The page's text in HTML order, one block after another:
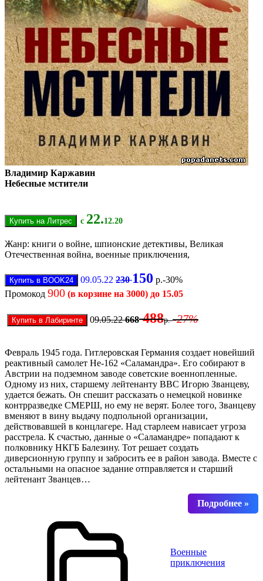
Владимир Каржавин
Небесные мстители
с 22.12.20
Жанр: книги о войне, шпионские детективы, Великая
Отечественная война, военные приключения,
09.05.22 230 150 р.-30%
Промокод 900 (в корзине на 3000) до 15.05
09.05.22 668 488р.-27%
Февраль 1945 года. Гитлеровская Германия создает новейший
реактивный самолет Не-162 «Саламандра». Его собирают в
Австрии на подземном заводе советские военнопленные.
Одному из них, старшему лейтенанту ВВС Игорю Званцеву,
удается бежать. Он спешит рассказать о немецкой новинке
контрразведке СМЕРШ, но ему не верят. Более того, Званцеву
вменяют в вину выдачу подпольной организации,
действовавшей в концлагере. Над старлеем нависает угроза
расстрела. К счастью, данные о «Саламандре» попадают к
полковнику НКГБ Балезину. Тот решает создать
диверсионную группу и забросить ее в район завода. Вместе с
остальными на опасное задание отправляется и старший
лейтенант Званцев…
Военные
приключения